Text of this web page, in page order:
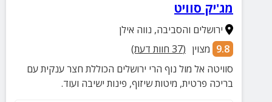
מג'יק סוויט
ירושלים והסביבה, נווה אילן
9.8 מצוין (
37 חוות דעת)
סוויטה אל מול נוף הרי ירושלים הכוללת חצר ענקית עם
בריכה פרטית, מיטות שיזוף, פינות ישיבה ועוד.